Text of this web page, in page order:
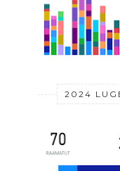
2024